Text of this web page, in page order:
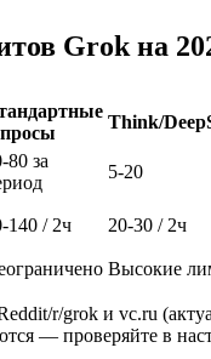
Grok на
Think/
80 за
5-20
140 / 2ч 20-30 / 2ч
Высокие
r/grok и vc.ru
— проверяйте в